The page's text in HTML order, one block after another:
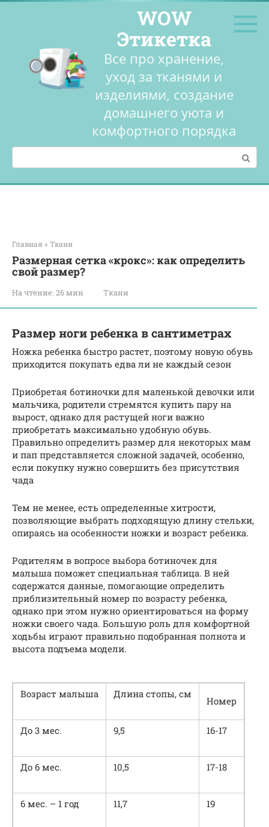
Перейти
WOW
Этикетка
Все про хранение,
уход за тканями и
изделиями, создание
домашнего уюта и
комфортного порядка
Поиск:
Главная » Ткани
Размерная сетка «крокс»: как определить
свой размер?
На чтение: 26 мин Ткани
Размер ноги ребенка в сантиметрах
Ножка ребенка быстро растет, поэтому новую обувь
приходится покупать едва ли не каждый сезон
Приобретая ботиночки для маленькой девочки или
мальчика, родители стремятся купить пару на
вырост, однако для растущей ноги важно
приобретать максимально удобную обувь.
Правильно определить размер для некоторых мам
и пап представляется сложной задачей, особенно,
если покупку нужно совершить без присутствия
чада
Тем не менее, есть определенные хитрости,
позволяющие выбрать подходящую длину стельки,
опираясь на особенности ножки и возраст ребенка.
Родителям в вопросе выбора ботиночек для
малыша поможет специальная таблица. В ней
содержатся данные, помогающие определить
приблизительный номер по возрасту ребенка,
однако при этом нужно ориентироваться на форму
ножки своего чада. Большую роль для комфортной
ходьбы играют правильно подобранная полнота и
высота подъема модели.­
Возраст малыша Длина стопы, см
Номер
До 3 мес. 9,5­ 16-17
До 6 мес. 10,5­ 17-18
6 мес. – 1 год 11,7­ 19